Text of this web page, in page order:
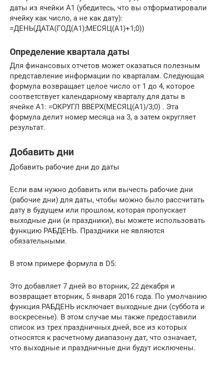
даты из ячейки А1 (убедитесь, что вы отформатировали
ячейку как число, а не как дату):
=ДЕНЬ(ДАТА(ГОД(А1);МЕСЯЦ(А1)+1;0))
Определение квартала даты
Для финансовых отчетов может оказаться полезным
представление информации по кварталам. Следующая
формула возвращает целое число от 1 до 4, которое
соответствует календарному кварталу для даты в
ячейке А1: =ОКРУГЛ ВВЕРХ(МЕСЯЦ(A1)/3;0) . Эта
формула делит номер месяца на 3, а затем округляет
результат.
Добавить дни
Добавить рабочие дни до даты
Если вам нужно добавить или вычесть рабочие дни
(рабочие дни) для даты, чтобы можно было рассчитать
дату в будущем или прошлом, которая пропускает
выходные дни (и праздники), вы можете использовать
функцию РАБДЕНЬ. Праздники не являются
обязательными.
В этом примере формула в D5:
Это добавляет 7 дней во вторник, 22 декабря и
возвращает вторник, 5 января 2016 года. По умолчанию
функция РАБДЕНЬ исключает выходные дни (суббота и
воскресенье). В этом случае мы также предоставили
список из трех праздничных дней, все из которых
относятся к расчетному диапазону дат, что означает,
что выходные и праздничные дни будут исключены.